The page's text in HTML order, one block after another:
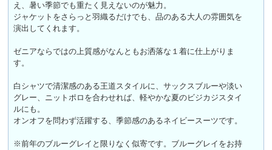
え、暑い季節でも重たく見えないのが魅力。
ジャケットをさらっと羽織るだけでも、品のある大人の雰囲気を
演出してくれます。
ゼニアならではの上質感がなんともお洒落な１着に仕上がりま
す。
白シャツで清潔感のある王道スタイルに、サックスブルーや淡い
グレー、ニットポロを合わせれば、軽やかな夏のビジカジスタイ
ルにも。
オンオフを問わず活躍する、季節感のあるネイビースーツです。
※前年のブルーグレイと限りなく似寄です。ブルーグレイをお持